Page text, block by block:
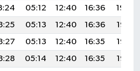
05:12 12:40 16:36
19:59
05:13 12:40 16:36
19:58
05:13 12:40 16:35
19:57
05:14 12:40 16:35
19:56